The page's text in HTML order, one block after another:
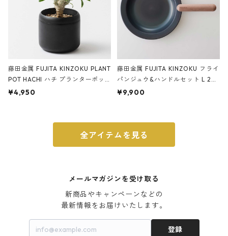
藤田金属 FUJITA KINZOKU PLANT
POT HACHI ハチ プランターポッ
ト 3号 ブラック
¥4,950
藤田金属 FUJITA KINZOKU フライ
パンジュウ&ハンドルセット L 24c
m ガス火・IH対応 鉄フライパン
¥9,900
全アイテムを見る
メールマガジンを受け取る
新商品やキャンペーンなどの
最新情報をお届けいたします。
登録